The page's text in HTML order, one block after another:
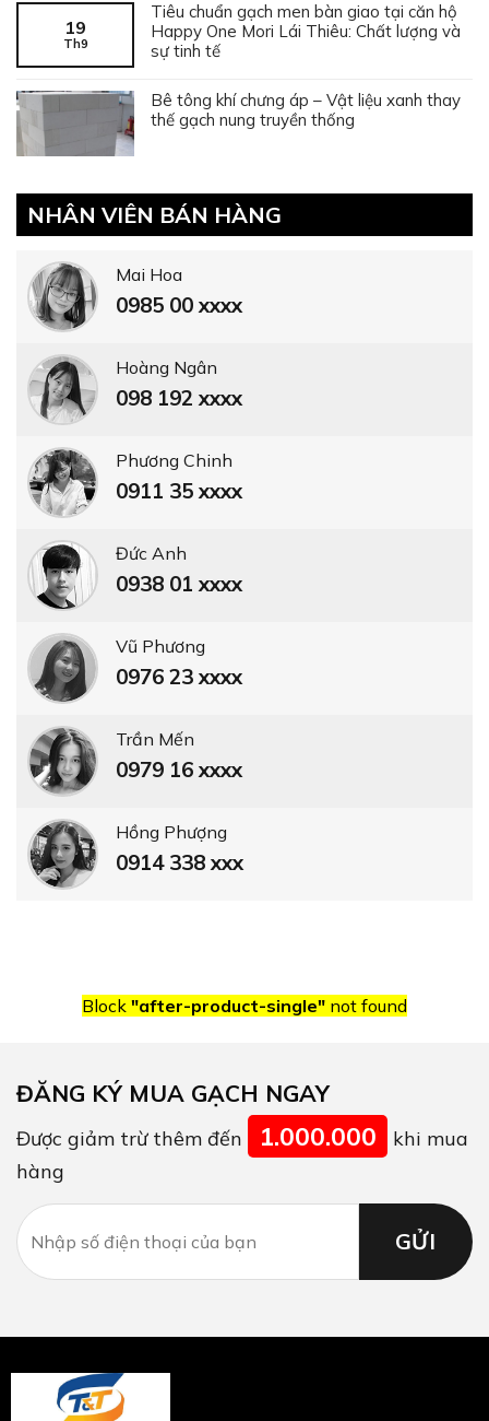
19
Th9
Tiêu chuẩn gạch men bàn giao tại căn hộ
Happy One Mori Lái Thiêu: Chất lượng và
sự tinh tế
Bê tông khí chưng áp – Vật liệu xanh thay
thế gạch nung truyền thống
NHÂN VIÊN BÁN HÀNG
Mai Hoa
0985 00 xxxx
Hoàng Ngân
098 192 xxxx
Phương Chinh
0911 35 xxxx
Đức Anh
0938 01 xxxx
Vũ Phương
0976 23 xxxx
Trần Mến
0979 16 xxxx
Hồng Phượng
0914 338 xxx
Block "after-product-single" not found
ĐĂNG KÝ MUA GẠCH NGAY
Được giảm trừ thêm đến 1.000.000
khi mua
hàng